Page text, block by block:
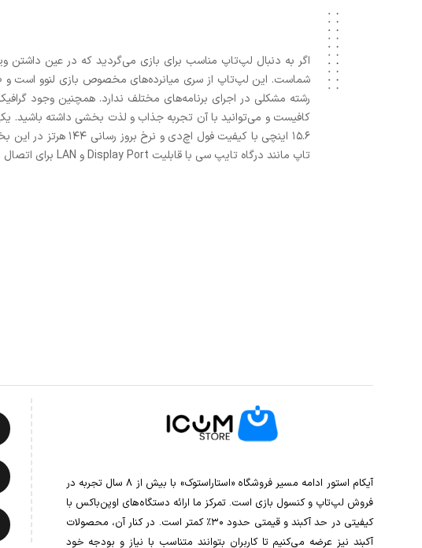
کافیست و می‌توانید با آن تجربه جذاب و لذت بخشی داشته
۱۵.۶ اینچی با
تاپ مانند درگاه تایپ سی با قابلیت Display Port و LAN برای اتصال مستقیم به مودم و USB و HDMI اشاره کرد که اتصالات بی‌دردسر و راحتی را برای شما به همراه خواهند داشت.
آیکام استور ادامه مسیر فروشگاه «استاراستوک» با بیش از ۸ سال تجربه در
فروش لپ‌تاپ و کنسول بازی است. تمرکز ما ارائه دستگاه‌های اوپن‌باکس با
کیفیتی در حد آکبند و قیمتی حدود ۳۰٪ کمتر است. در کنار آن، محصولات
آکبند نیز عرضه می‌کنیم تا کاربران بتوانند متناسب با نیاز و بودجه خود